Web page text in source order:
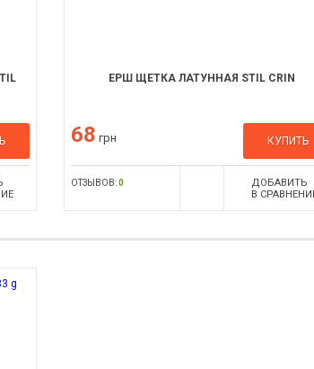
ЕРШ ЩЕТКА ЛАТУННАЯ STIL CRIN
68 грн КУПИТЬ
ОТЗЫВОВ:0
ДОБАВИТЬ
В